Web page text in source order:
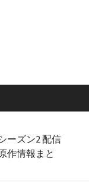
ーズン2 配信
作情報まと